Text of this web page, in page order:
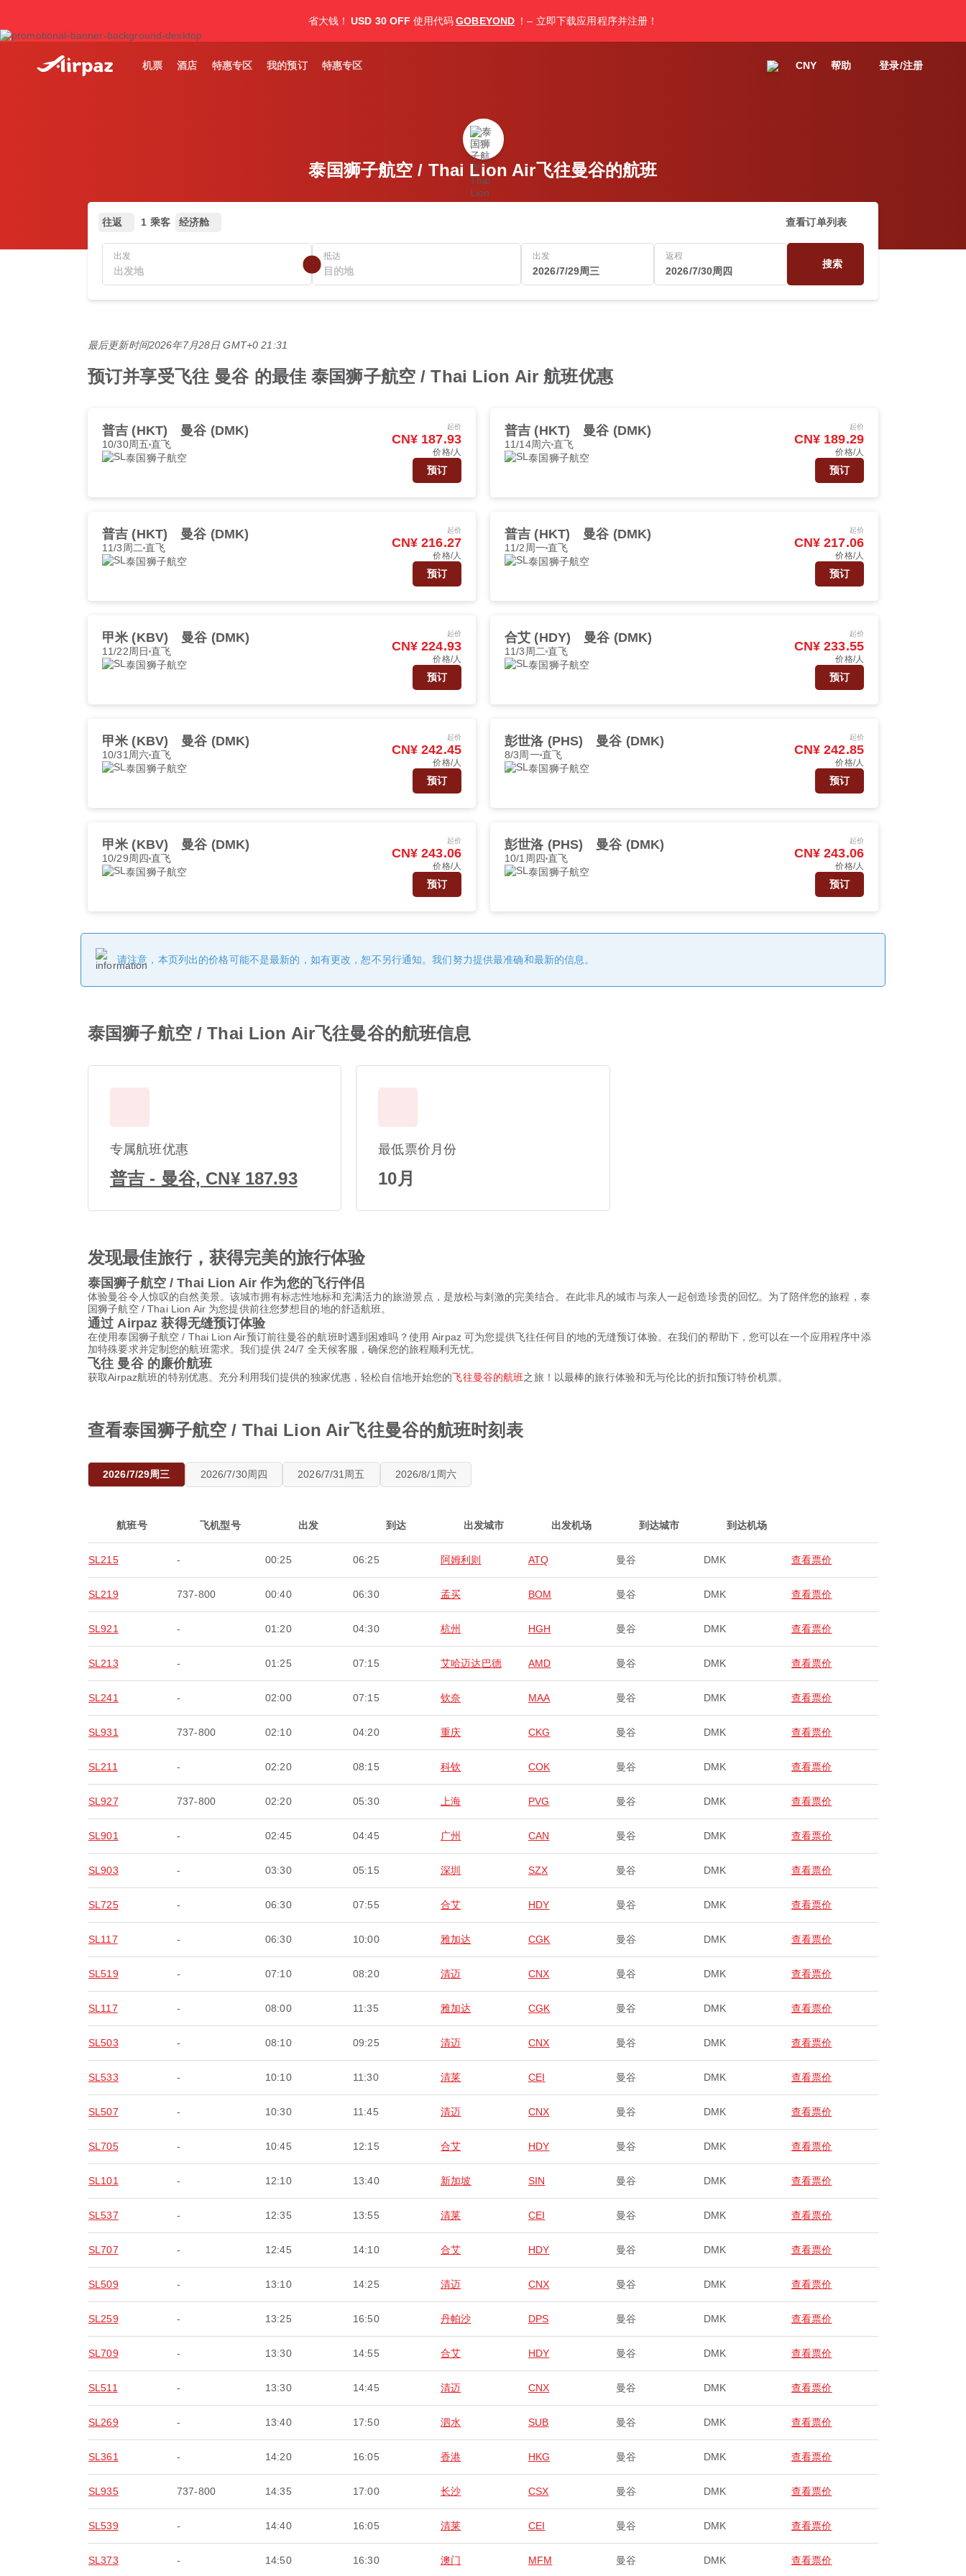
省大钱！ USD 30 OFF 使用代码GOBEYOND ！– 立即下载应用程序并注册！
机票 酒店 特惠专区 我的预订 特惠专区 CNY 帮助 登录/注册
泰国狮子航空 / Thai Lion Air飞往曼谷的航班
往返 1 乘客 经济舱 查看订单列表
出发 抵达 出发
2026/7/29周三
返程
2026/7/30周四
搜索
最后更新时间2026年7月28日 GMT+0 21:31
预订并享受飞往 曼谷 的最佳 泰国狮子航空 / Thai Lion Air 航班优惠
普吉 (HKT) 曼谷 (DMK)
10/30周五 直飞
泰国狮子航空
起价
CN¥ 187.93
价格/人
预订
普吉 (HKT) 曼谷 (DMK)
11/14周六直飞
泰国狮子航空
起价
CN¥ 189.29
价格/人
预订
普吉 (HKT) 曼谷 (DMK)
11/3周二 直飞
泰国狮子航空
起价
CN¥ 216.27
价格/人
预订
普吉 (HKT) 曼谷 (DMK)
11/2周一直飞
泰国狮子航空
起价
CN¥ 217.06
价格/人
预订
甲米 (KBV) 曼谷 (DMK)
11/22周日 直飞
泰国狮子航空
起价
CN¥ 224.93
价格/人
预订
合艾 (HDY) 曼谷 (DMK)
11/3周二 直飞
泰国狮子航空
起价
CN¥ 233.55
价格/人
预订
甲米 (KBV) 曼谷 (DMK)
10/31周六直飞
泰国狮子航空
起价
CN¥ 242.45
价格/人
预订
彭世洛 (PHS) 曼谷 (DMK)
8/3周一直飞
泰国狮子航空
起价
CN¥ 242.85
价格/人
预订
甲米 (KBV) 曼谷 (DMK)
10/29周四 直飞
泰国狮子航空
起价
CN¥ 243.06
价格/人
预订
彭世洛 (PHS) 曼谷 (DMK)
10/1周四 直飞
泰国狮子航空
起价
CN¥ 243.06
价格/人
预订
请注意，本页列出的价格可能不是最新的，如有更改，恕不另行通知。我们努力提供最准确和最新的信息。
泰国狮子航空 / Thai Lion Air飞往曼谷的航班信息
专属航班优惠
普吉 - 曼谷, CN¥ 187.93
最低票价月份
10月
发现最佳旅行，获得完美的旅行体验
泰国狮子航空 / Thai Lion Air 作为您的飞行伴侣
体验曼谷令人惊叹的自然美景。该城市拥有标志性地标和充满活力的旅游景点，是放松与刺激的完美结合。在此非凡的城市与亲人一起创造珍贵的回忆。为了陪伴您的旅程，泰
国狮子航空 / Thai Lion Air 为您提供前往您梦想目的地的舒适航班。
通过 Airpaz 获得无缝预订体验
在使用泰国狮子航空 / Thai Lion Air预订前往曼谷的航班时遇到困难吗？使用 Airpaz 可为您提供飞往任何目的地的无缝预订体验。在我们的帮助下，您可以在一个应用程序中添
加特殊要求并定制您的航班需求。我们提供 24/7 全天候客服，确保您的旅程顺利无忧。
飞往 曼谷 的廉价航班
获取Airpaz航班的特别优惠。充分利用我们提供的独家优惠，轻松自信地开始您的飞往曼谷的航班之旅！以最棒的旅行体验和无与伦比的折扣预订特价机票。
查看泰国狮子航空 / Thai Lion Air飞往曼谷的航班时刻表
2026/7/29周三 2026/7/30周四 2026/7/31周五 2026/8/1周六
航班号 飞机型号 出发 到达 出发城市 出发机场 到达城市 到达机场
SL215 - 00:25 06:25 阿姆利则 ATQ 曼谷 DMK 查看票价
SL219 737-800 00:40 06:30 孟买 BOM 曼谷 DMK 查看票价
SL921 - 01:20 04:30 杭州 HGH 曼谷 DMK 查看票价
SL213 - 01:25 07:15 艾哈迈达巴德 AMD 曼谷 DMK 查看票价
SL241 - 02:00 07:15 钦奈 MAA 曼谷 DMK 查看票价
SL931 737-800 02:10 04:20 重庆 CKG 曼谷 DMK 查看票价
SL211 - 02:20 08:15 科钦 COK 曼谷 DMK 查看票价
SL927 737-800 02:20 05:30 上海 PVG 曼谷 DMK 查看票价
SL901 - 02:45 04:45 广州 CAN 曼谷 DMK 查看票价
SL903 - 03:30 05:15 深圳 SZX 曼谷 DMK 查看票价
SL725 - 06:30 07:55 合艾 HDY 曼谷 DMK 查看票价
SL117 - 06:30 10:00 雅加达 CGK 曼谷 DMK 查看票价
SL519 - 07:10 08:20 清迈 CNX 曼谷 DMK 查看票价
SL117 - 08:00 11:35 雅加达 CGK 曼谷 DMK 查看票价
SL503 - 08:10 09:25 清迈 CNX 曼谷 DMK 查看票价
SL533 - 10:10 11:30 清莱 CEI 曼谷 DMK 查看票价
SL507 - 10:30 11:45 清迈 CNX 曼谷 DMK 查看票价
SL705 - 10:45 12:15 合艾 HDY 曼谷 DMK 查看票价
SL101 - 12:10 13:40 新加坡 SIN 曼谷 DMK 查看票价
SL537 - 12:35 13:55 清莱 CEI 曼谷 DMK 查看票价
SL707 - 12:45 14:10 合艾 HDY 曼谷 DMK 查看票价
SL509 - 13:10 14:25 清迈 CNX 曼谷 DMK 查看票价
SL259 - 13:25 16:50 丹帕沙 DPS 曼谷 DMK 查看票价
SL709 - 13:30 14:55 合艾 HDY 曼谷 DMK 查看票价
SL511 - 13:30 14:45 清迈 CNX 曼谷 DMK 查看票价
SL269 - 13:40 17:50 泗水 SUB 曼谷 DMK 查看票价
SL361 - 14:20 16:05 香港 HKG 曼谷 DMK 查看票价
SL935 737-800 14:35 17:00 长沙 CSX 曼谷 DMK 查看票价
SL539 - 14:40 16:05 清莱 CEI 曼谷 DMK 查看票价
SL373 - 14:50 16:30 澳门 MFM 曼谷 DMK 查看票价